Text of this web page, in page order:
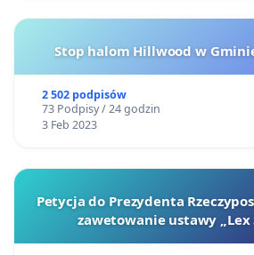
Stop halom Hillwood w
2 502 podpisów
73 Podpisy / 24 godzin
3 Feb 2023
Petycja do Prezydenta
zawetowanie ustawy „Lex